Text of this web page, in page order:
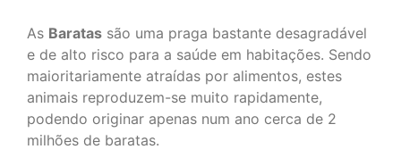
As Baratas são uma praga bastante desagradável
e de alto risco para a saúde em habitações. Sendo
maioritariamente atraídas por alimentos, estes
animais reproduzem-se muito rapidamente,
podendo originar apenas num ano cerca de 2
milhões de baratas.